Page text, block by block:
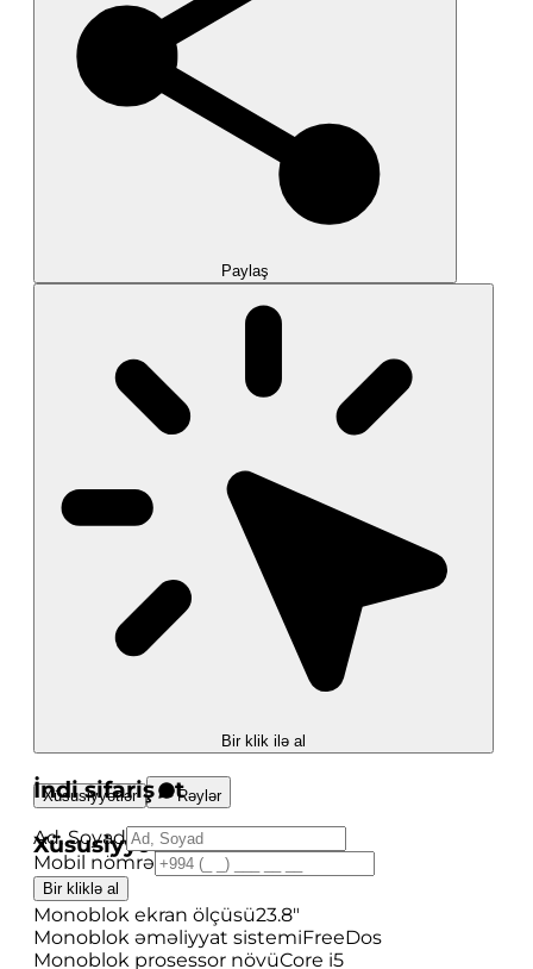
Paylaş
Bir klik ilə al
İndi sifariş et
Ad, Soyad
Mobil nömrə
Bir kliklə al
Xüsusiyyətlər Rəylər
Xüsusiyyətlər
BrendHP
Monoblok ekran ölçüsü23.8"
Monoblok əməliyyat sistemiFreeDos
Monoblok prosessor növüCore i5